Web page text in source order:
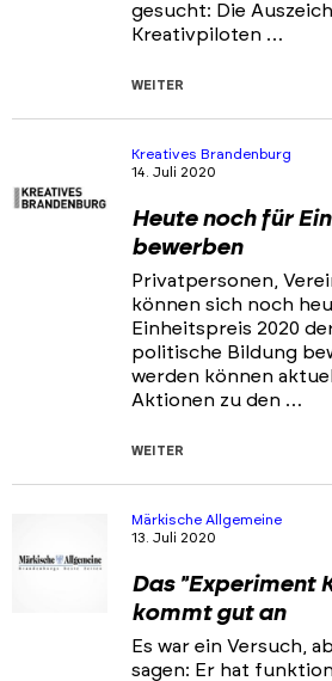
gesucht: Die
Kreativpiloten …
WEITER
Kreatives Brandenburg
14. Juli 2020
Heute noch für
bewerben
Privatpersonen,
können sich noch
Einheitspreis 2020
politische Bildung
werden können
Aktionen zu den …
WEITER
Märkische Allgemeine
13. Juli 2020
Das "Experiment
kommt gut an
Es war ein Versuch,
sagen: Er hat